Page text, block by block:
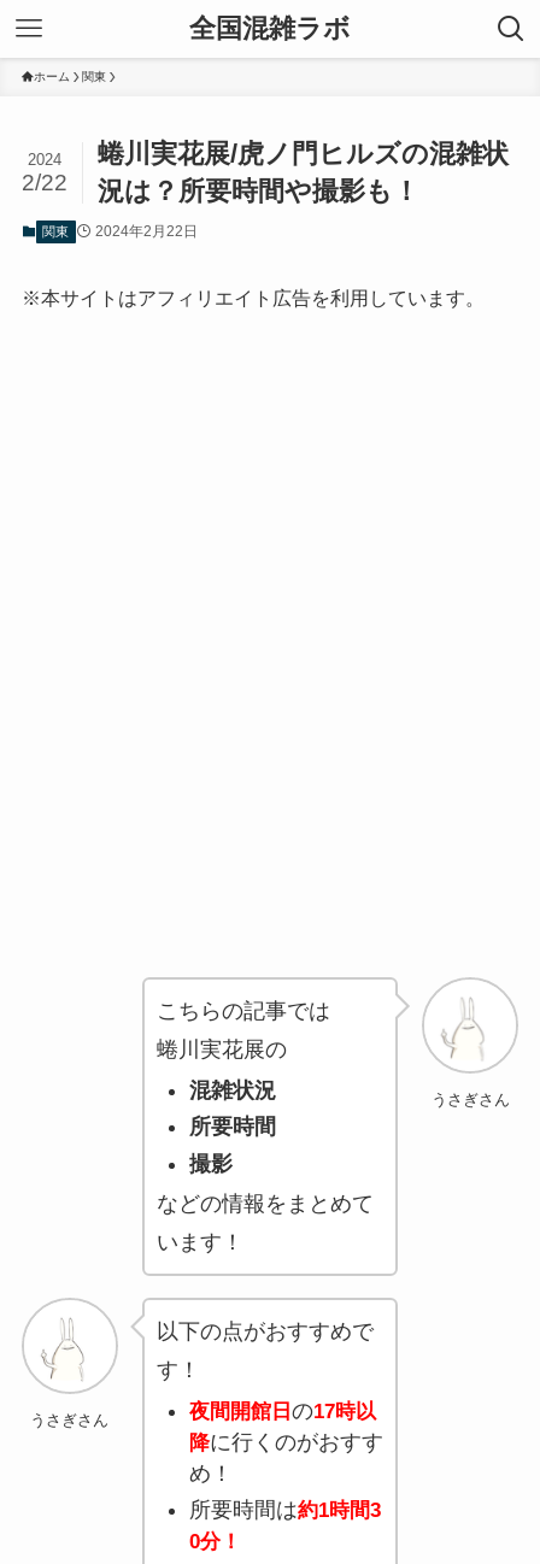
全国混雑ラボ
ホーム 関東
蜷川実花展/虎ノ門ヒルズの混雑状
況は？所要時間や撮影も！
2024
2/22
関東 2024年2月22日
※本サイトはアフィリエイト広告を利用しています。
うさぎさん
こちらの記事では
蜷川実花展の
混雑状況
所要時間
撮影
などの情報をまとめて
います！
うさぎさん
以下の点がおすすめで
す！
夜間開館日 の17時以
降に行くのがおすす
め！
所要時間は約1時間3
0分！